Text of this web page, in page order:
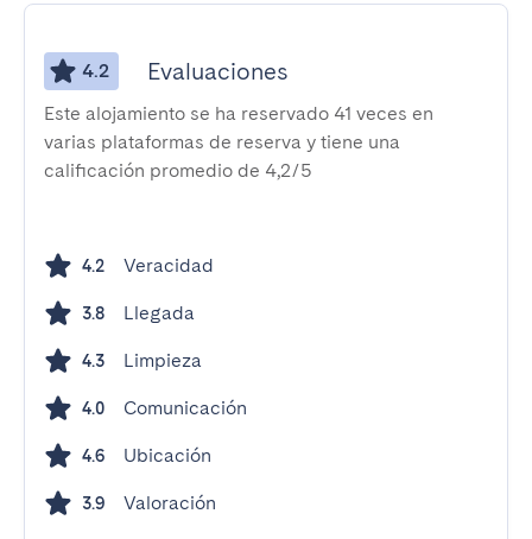
4.2 Evaluaciones
Este alojamiento se ha reservado 41 veces en
varias plataformas de reserva y tiene una
calificación promedio de 4,2/5
4.2 Veracidad
3.8 Llegada
4.3 Limpieza
4.0 Comunicación
4.6 Ubicación
3.9 Valoración